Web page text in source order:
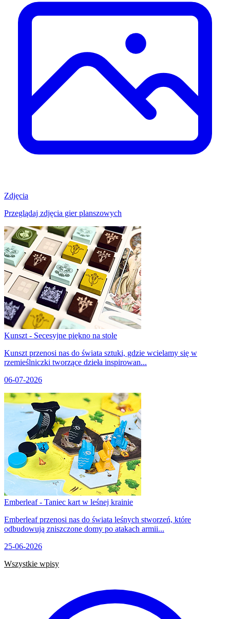
Zdjęcia
Przeglądaj zdjęcia gier planszowych
Kunszt - Secesyjne piękno na stole
Kunszt przenosi nas do świata sztuki, gdzie wcielamy się w
rzemieślniczki tworzące dzieła inspirowan...
06-07-2026
Emberleaf - Taniec kart w leśnej krainie
Emberleaf przenosi nas do świata leśnych stworzeń, które
odbudowują zniszczone domy po atakach armii...
25-06-2026
Wszystkie wpisy